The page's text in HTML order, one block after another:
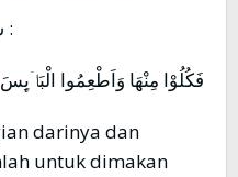
Firman Allâh سبحانه وتعالى :
فَكُلُوْا مِنْهَا وَاَطْعِمُوا
darinya dan
untuk dimakan